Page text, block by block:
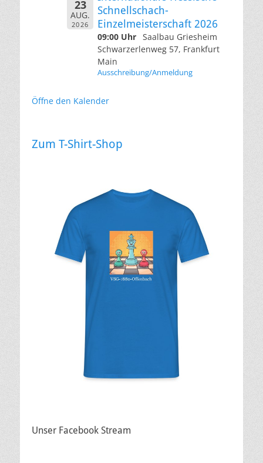
23
AUG.
2026
Schnellschach-
Einzelmeisterschaft 2026
09:00 Uhr Saalbau Griesheim
Schwarzerlenweg 57, Frankfurt
Main
Ausschreibung/Anmeldung
Öffne den Kalender
Zum T-Shirt-Shop
Unser Facebook Stream